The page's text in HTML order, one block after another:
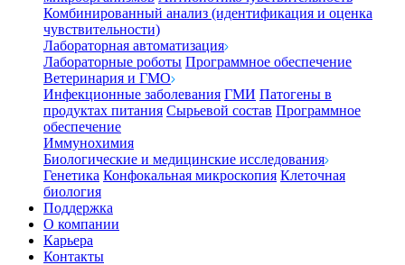
Комбинированный анализ (идентификация и оценка
чувствительности)
Лабораторная автоматизация
Лабораторные роботы Программное обеспечение
Ветеринария и ГМО
Инфекционные заболевания ГМИ Патогены в
продуктах питания Сырьевой состав Программное
обеспечение
Иммунохимия
Биологические и медицинские исследования
Генетика Конфокальная микроскопия Клеточная
биология
Поддержка
О компании
Карьера
Контакты